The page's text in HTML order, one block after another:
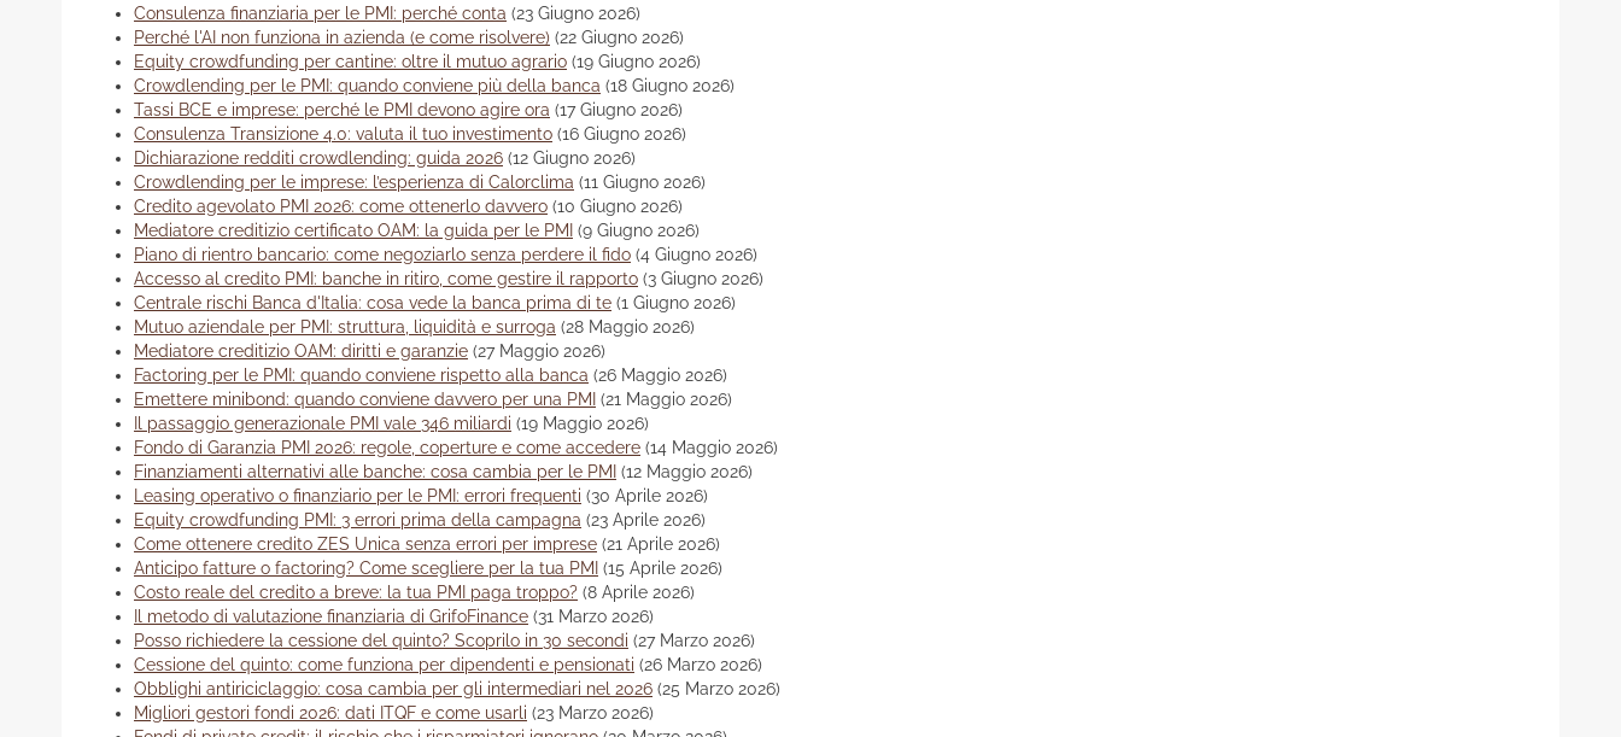
Consulenza finanziaria per le PMI: perché conta (23 Giugno 2026)
Perché l'AI non funziona in azienda (e come risolvere) (22 Giugno 2026)
Equity crowdfunding per cantine: oltre il mutuo agrario (19 Giugno 2026)
Crowdlending per le PMI: quando conviene più della banca (18 Giugno 2026)
Tassi BCE e imprese: perché le PMI devono agire ora (17 Giugno 2026)
Consulenza Transizione 4.0: valuta il tuo investimento (16 Giugno 2026)
Dichiarazione redditi crowdlending: guida 2026 (12 Giugno 2026)
Crowdlending per le imprese: l’esperienza di Calorclima (11 Giugno 2026)
Credito agevolato PMI 2026: come ottenerlo davvero (10 Giugno 2026)
Mediatore creditizio certificato OAM: la guida per le PMI (9 Giugno 2026)
Piano di rientro bancario: come negoziarlo senza perdere il fido (4 Giugno 2026)
Accesso al credito PMI: banche in ritiro, come gestire il rapporto (3 Giugno 2026)
Centrale rischi Banca d'Italia: cosa vede la banca prima di te (1 Giugno 2026)
Mutuo aziendale per PMI: struttura, liquidità e surroga (28 Maggio 2026)
Mediatore creditizio OAM: diritti e garanzie (27 Maggio 2026)
Factoring per le PMI: quando conviene rispetto alla banca (26 Maggio 2026)
Emettere minibond: quando conviene davvero per una PMI (21 Maggio 2026)
Il passaggio generazionale PMI vale 346 miliardi (19 Maggio 2026)
Fondo di Garanzia PMI 2026: regole, coperture e come accedere (14 Maggio 2026)
Finanziamenti alternativi alle banche: cosa cambia per le PMI (12 Maggio 2026)
Leasing operativo o finanziario per le PMI: errori frequenti (30 Aprile 2026)
Equity crowdfunding PMI: 3 errori prima della campagna (23 Aprile 2026)
Come ottenere credito ZES Unica senza errori per imprese (21 Aprile 2026)
Anticipo fatture o factoring? Come scegliere per la tua PMI (15 Aprile 2026)
Costo reale del credito a breve: la tua PMI paga troppo? (8 Aprile 2026)
Il metodo di valutazione finanziaria di GrifoFinance (31 Marzo 2026)
Posso richiedere la cessione del quinto? Scoprilo in 30 secondi (27 Marzo 2026)
Cessione del quinto: come funziona per dipendenti e pensionati (26 Marzo 2026)
Obblighi antiriciclaggio: cosa cambia per gli intermediari nel 2026 (25 Marzo 2026)
Migliori gestori fondi 2026: dati ITQF e come usarli (23 Marzo 2026)